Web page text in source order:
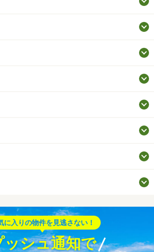
に入りの物件を見逃さない！
ッシュ通知で